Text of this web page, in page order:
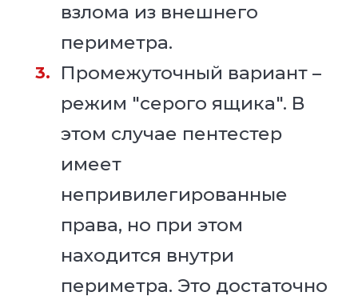
взлома из внешнего
периметра.
Промежуточный вариант –
режим "серого ящика". В
этом случае пентестер
имеет
непривилегированные
права, но при этом
находится внутри
периметра. Это достаточно